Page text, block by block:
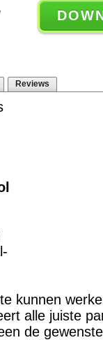
Reviews
kunnen
alle juiste
de